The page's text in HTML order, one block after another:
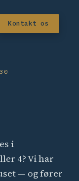
Kontakt os
i
4? Vi har
— og fører